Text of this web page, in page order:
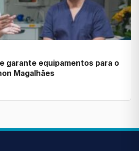
garante equipamentos para o
Magalhães